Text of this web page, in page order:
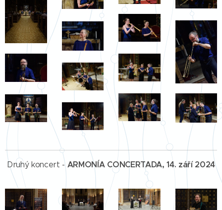
Druhý koncert -ARMONÍA CONCERTADA, 14. září 2024